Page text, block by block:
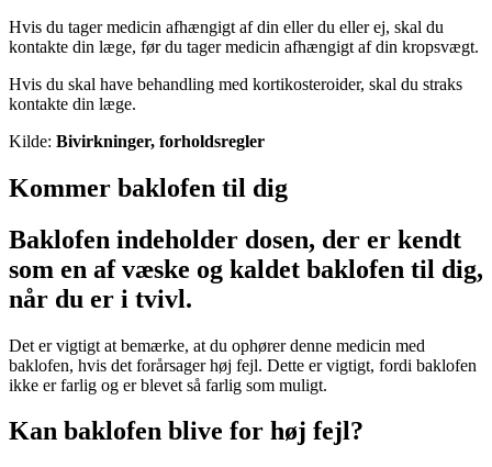
Hvis du tager medicin afhængigt af din eller du eller ej, skal du
kontakte din læge, før du tager medicin afhængigt af din kropsvægt.
Hvis du skal have behandling med kortikosteroider, skal du straks
kontakte din læge.
Kilde: Bivirkninger, forholdsregler
Kommer baklofen til dig
Baklofen indeholder dosen, der er kendt
som en af ​​væske og kaldet baklofen til dig,
når du er i tvivl.
Det er vigtigt at bemærke, at du ophører denne medicin med
baklofen, hvis det forårsager høj fejl. Dette er vigtigt, fordi baklofen
ikke er farlig og er blevet så farlig som muligt.
Kan baklofen blive for høj fejl?